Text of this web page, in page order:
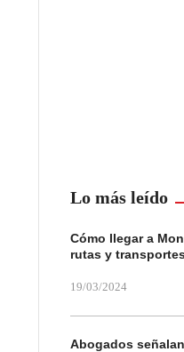
Lo más leído
Cómo llegar a
rutas y
19/03/2024
Abogados